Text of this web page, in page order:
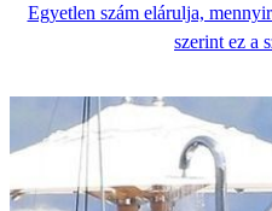
Egyetlen szám elárulja,
szerint ez a